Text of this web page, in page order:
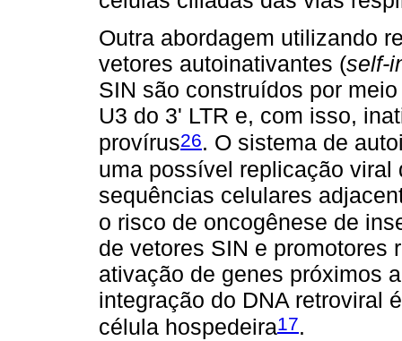
Outra abordagem utilizando
vetores autoinativantes (self-
SIN são construídos por
U3 do 3' LTR e, com isso,
provírus26. O sistema de
uma possível replicação
sequências celulares
o risco de oncogênese de
de vetores SIN e promotores
ativação de genes próximos
integração do DNA retroviral
célula hospedeira17.